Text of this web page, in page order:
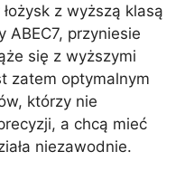
z wyższą klasą
ABEC7, przyniesie
się z wyższymi
zatem optymalnym
którzy nie
a chcą mieć
niezawodnie.